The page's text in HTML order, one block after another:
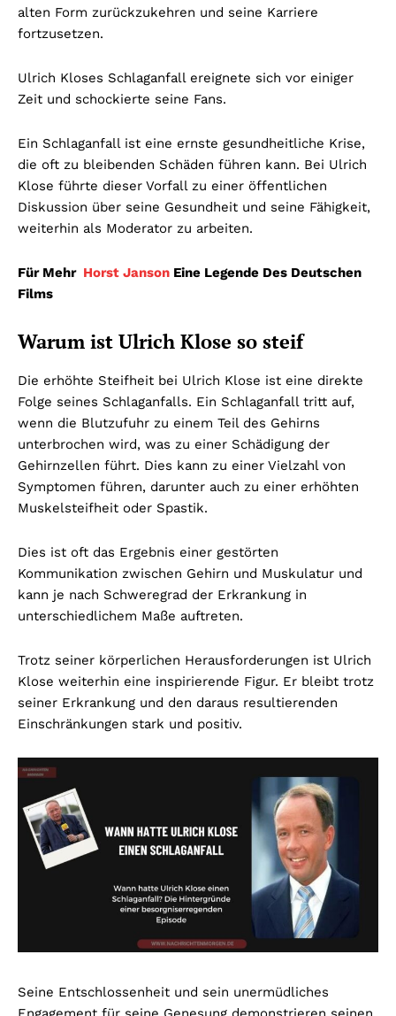
alten Form zurückzukehren und seine Karriere
fortzusetzen.
Ulrich Kloses Schlaganfall ereignete sich vor einiger
Zeit und schockierte seine Fans.
Ein Schlaganfall ist eine ernste gesundheitliche Krise,
die oft zu bleibenden Schäden führen kann. Bei Ulrich
Klose führte dieser Vorfall zu einer öffentlichen
Diskussion über seine Gesundheit und seine Fähigkeit,
weiterhin als Moderator zu arbeiten.
Für Mehr Horst Janson Eine Legende Des Deutschen
Films
Warum ist Ulrich Klose so steif
Die erhöhte Steifheit bei Ulrich Klose ist eine direkte
Folge seines Schlaganfalls. Ein Schlaganfall tritt auf,
wenn die Blutzufuhr zu einem Teil des Gehirns
unterbrochen wird, was zu einer Schädigung der
Gehirnzellen führt. Dies kann zu einer Vielzahl von
Symptomen führen, darunter auch zu einer erhöhten
Muskelsteifheit oder Spastik.
Dies ist oft das Ergebnis einer gestörten
Kommunikation zwischen Gehirn und Muskulatur und
kann je nach Schweregrad der Erkrankung in
unterschiedlichem Maße auftreten.
Trotz seiner körperlichen Herausforderungen ist Ulrich
Klose weiterhin eine inspirierende Figur. Er bleibt trotz
seiner Erkrankung und den daraus resultierenden
Einschränkungen stark und positiv.
Seine Entschlossenheit und sein unermüdliches